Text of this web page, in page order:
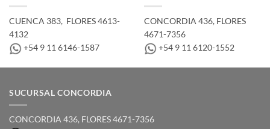
CUENCA 383, ­ FLORES 4613-
4132
+54 9 11 6146-1587
CONCORDIA 436,­ FLORES
4671-7356
+54 9 11 6120-1552
SUCURSAL CONCORDIA
CONCORDIA 436,­ FLORES 4671-7356